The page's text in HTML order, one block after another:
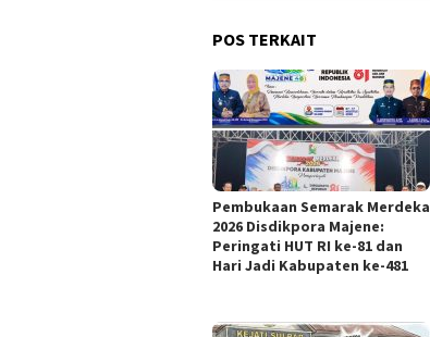
POS TERKAIT
Pembukaan Semarak Merdeka
2026 Disdikpora Majene:
Peringati HUT RI ke-81 dan
Hari Jadi Kabupaten ke-481